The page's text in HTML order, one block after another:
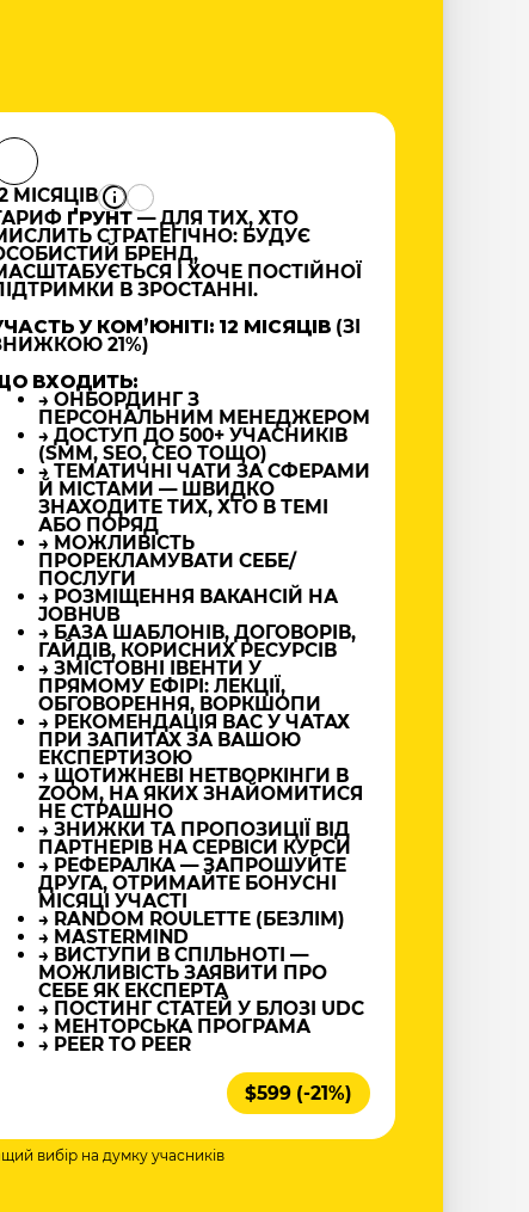
МІСЯЦІВ
ҐРУНТ— ДЛЯ ТИХ, ХТО
СТРАТЕГІЧНО: БУДУЄ
БРЕНД,
І ХОЧЕ ПОСТІЙНОЇ
В ЗРОСТАННІ.
У КОМʼЮНІТІ: 12 МІСЯЦІВ (ЗІ
21%)
ВХОДИТЬ:
→ ОНБОРДИНГ З
ПЕРСОНАЛЬНИМ МЕНЕДЖЕРОМ
→ ДОСТУП ДО 500+ УЧАСНИКІВ
(SMM, SEO, CEO ТОЩО)
→ ТЕМАТИЧНІ ЧАТИ ЗА СФЕРАМИ
Й МІСТАМИ — ШВИДКО
ЗНАХОДИТЕ ТИХ, ХТО В ТЕМІ
АБО ПОРЯД
→ МОЖЛИВІСТЬ
ПРОРЕКЛАМУВАТИ СЕБЕ/
ПОСЛУГИ
→ РОЗМІЩЕННЯ ВАКАНСІЙ НА
JOBHUB
→ БАЗА ШАБЛОНІВ, ДОГОВОРІВ,
ГАЙДІВ, КОРИСНИХ РЕСУРСІВ
→ ЗМІСТОВНІ ІВЕНТИ У
ПРЯМОМУ ЕФІРІ: ЛЕКЦІЇ,
ОБГОВОРЕННЯ, ВОРКШОПИ
→ РЕКОМЕНДАЦІЯ ВАС У ЧАТАХ
ПРИ ЗАПИТАХ ЗА ВАШОЮ
ЕКСПЕРТИЗОЮ
→ ЩОТИЖНЕВІ НЕТВОРКІНГИ В
ZOOM, НА ЯКИХ ЗНАЙОМИТИСЯ
НЕ СТРАШНО
→ ЗНИЖКИ ТА ПРОПОЗИЦІЇ ВІД
ПАРТНЕРІВ НА СЕРВІСИ КУРСИ
→ РЕФЕРАЛКА — ЗАПРОШУЙТЕ
ДРУГА, ОТРИМАЙТЕ БОНУСНІ
МІСЯЦІ УЧАСТІ
→ RANDOM ROULETTE (БЕЗЛІМ)
→ MASTERMIND
→ ВИСТУПИ В СПІЛЬНОТІ —
МОЖЛИВІСТЬ ЗАЯВИТИ ПРО
СЕБЕ ЯК ЕКСПЕРТА
→ ПОСТИНГ СТАТЕЙ У БЛОЗІ UDC
→ МЕНТОРСЬКА ПРОГРАМА
→ PEER TO PEER
$599 (-21%)
вибір на думку учасників